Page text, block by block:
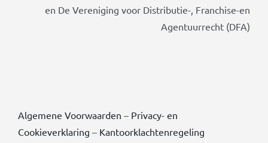
en De Vereniging voor Distributie-, Franchise-en
Agentuurrecht (DFA)
Algemene Voorwaarden – Privacy- en
Cookieverklaring – Kantoorklachtenregeling